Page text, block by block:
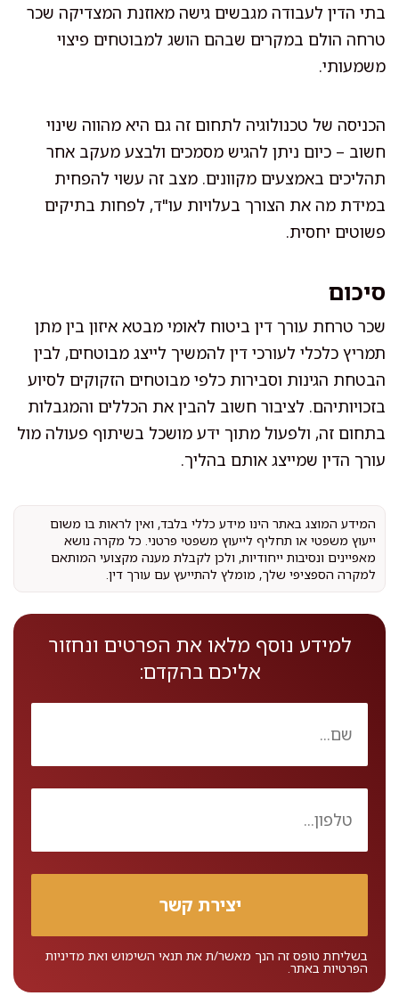
בתי הדין לעבודה מגבשים גישה מאוזנת המצדיקה שכר
טרחה הולם במקרים שבהם הושג למבוטחים פיצוי
משמעותי.
הכניסה של טכנולוגיה לתחום זה גם היא מהווה שינוי
חשוב – כיום ניתן להגיש מסמכים ולבצע מעקב אחר
תהליכים באמצעים מקוונים. מצב זה עשוי להפחית
במידת מה את הצורך בעלויות עו"ד, לפחות בתיקים
פשוטים יחסית.
סיכום
שכר טרחת עורך דין ביטוח לאומי מבטא איזון בין מתן
תמריץ כלכלי לעורכי דין להמשיך לייצג מבוטחים, לבין
הבטחת הגינות וסבירות כלפי מבוטחים הזקוקים לסיוע
בזכויותיהם. לציבור חשוב להבין את הכללים והמגבלות
בתחום זה, ולפעול מתוך ידע מושכל בשיתוף פעולה מול
עורך הדין שמייצג אותם בהליך.
המידע המוצג באתר הינו מידע כללי בלבד, ואין לראות בו משום
ייעוץ משפטי או תחליף לייעוץ משפטי פרטני. כל מקרה נושא
מאפיינים ונסיבות ייחודיות, ולכן לקבלת מענה מקצועי המותאם
למקרה הספציפי שלך, מומלץ להתייעץ עם עורך דין.
למידע נוסף מלאו את הפרטים ונחזור
אליכם בהקדם:
בשליחת טופס זה הנך מאשר/ת את תנאי השימוש ואת מדיניות
הפרטיות באתר.